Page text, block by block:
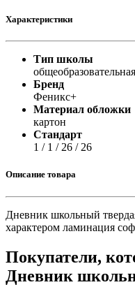
Характеристики
Тип школы
общеобразовательная
Бренд
Феникс+
Материал обложки
картон
Стандарт
1 / 1 / 26 / 26
Описание товара
Дневник школьный
характером ламинация
Покупатели,
Дневник